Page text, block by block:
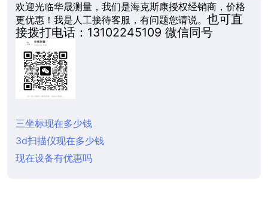
欢迎光临华晟测量，我们是海克斯康授权经销商，价格
更优惠！我是人工接待客服，有问题您请说。 也可直
接拨打电话：13102245109 微信同号
三坐标现在多少钱
3d扫描仪现在多少钱
现在设备有优惠吗